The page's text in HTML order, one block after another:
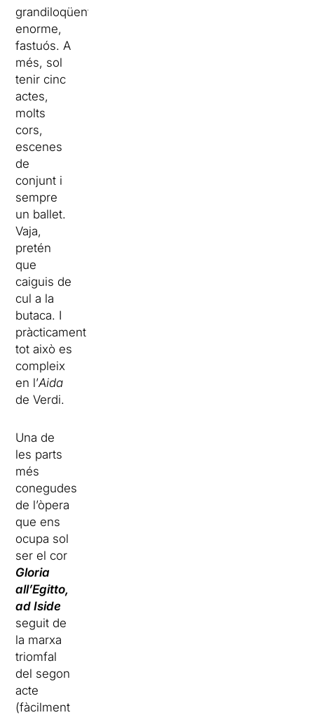
grandiloqüent,
enorme,
fastuós. A
més, sol
tenir cinc
actes,
molts
cors,
escenes
de
conjunt i
sempre
un ballet.
Vaja,
pretén
que
caiguis de
cul a la
butaca. I
pràcticament
tot això es
compleix
en l’Aida
de Verdi.
Una de
les parts
més
conegudes
de l’òpera
que ens
ocupa sol
ser el cor
Gloria
all’Egitto,
ad Iside
seguit de
la marxa
triomfal
del segon
acte
(fàcilment